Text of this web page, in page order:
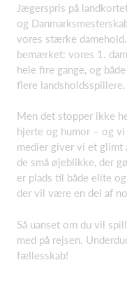
Jægerspris på
og
vores stærke
bemærket: vores 1.
hele fire gange, og
flere landsholdsspillere.
Men det stopper ikke
hjerte og humor – og vi
medier giver vi et glimt
de små øjeblikke, der
er plads til både elite
der vil være en del af
Så uanset om du vil
med på rejsen.
fællesskab!